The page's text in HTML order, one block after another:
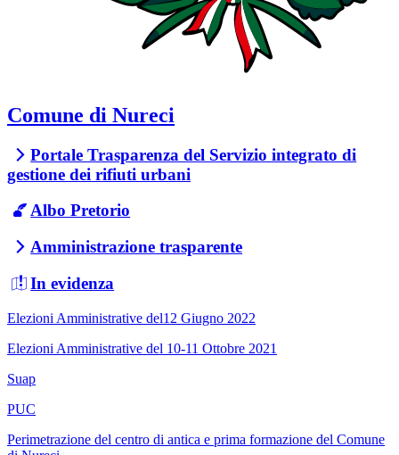
Comune di Nureci
Portale Trasparenza del Servizio integrato di
gestione dei rifiuti urbani
Albo Pretorio
Amministrazione trasparente
In evidenza
Elezioni Amministrative del12 Giugno 2022
Elezioni Amministrative del 10-11 Ottobre 2021
Suap
PUC
Perimetrazione del centro di antica e prima formazione del Comune